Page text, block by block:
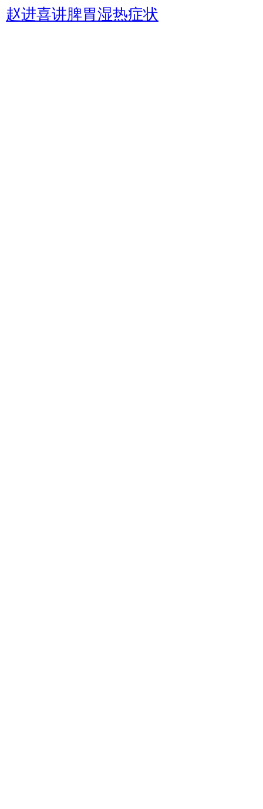
赵进喜讲脾胃湿热症状